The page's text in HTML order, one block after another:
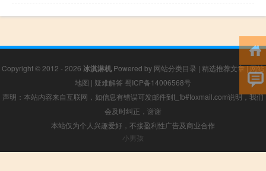
Copyright © 2012 - 2026 冰淇淋机 Powered by 网站分类目录 | 精选推荐文章|网站
地图 | 疑难解答 蜀ICP备14006568号
声明：本站内容来自互联网，如信息有错误可发邮件到f_fb#foxmail.com说明，我们
会及时纠正，谢谢
本站仅为个人兴趣爱好，不接盈利性广告及商业合作
小男孩